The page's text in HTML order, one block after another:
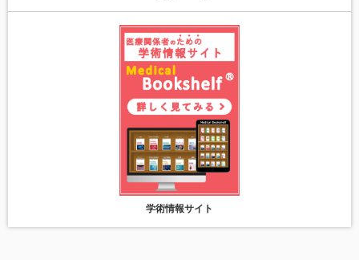
学術情報サイト